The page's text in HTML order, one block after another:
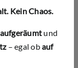
Kein Chaos.
aufgeräumt und
– egal obauf